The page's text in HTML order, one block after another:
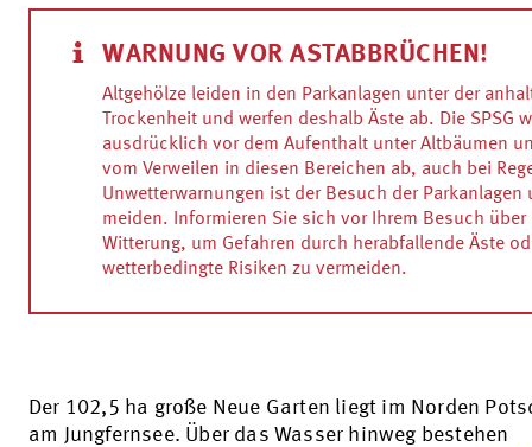
WARNUNG VOR ASTABBRÜCHEN!
Altgehölze leiden in den Parkanlagen unter der
Trockenheit und werfen deshalb Äste ab. Die SPSG
ausdrücklich vor dem Aufenthalt unter Altbäumen
vom Verweilen in diesen Bereichen ab, auch bei
Unwetterwarnungen ist der Besuch der Parkanlagen
meiden. Informieren Sie sich vor Ihrem Besuch über
Witterung, um Gefahren durch herabfallende Äste
wetterbedingte Risiken zu vermeiden.
Der 102,5 ha große Neue Garten liegt im Norden
am Jungfernsee. Über das Wasser hinweg bestehen